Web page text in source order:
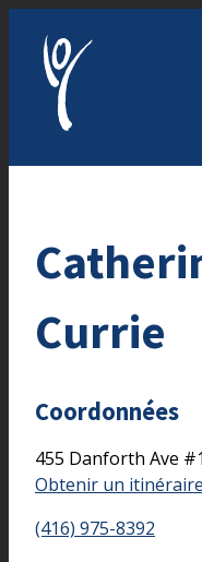
Currie
Coordonnées
455 Danforth Ave
Obtenir un itinéraire
(416) 975-8392